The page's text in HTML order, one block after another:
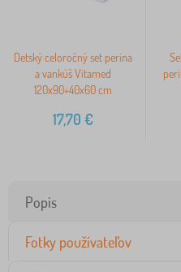
Detský celoročný set perina
a vankúš Vitamed
120x90+40x60 cm
17,70 €
Popis
Fotky používateľov